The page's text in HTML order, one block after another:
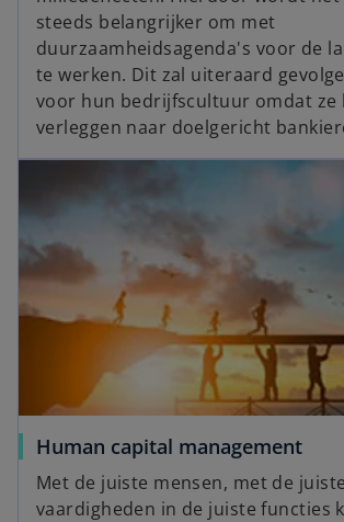
steeds belangrijker om met
duurzaamheidsagenda's voor de
te werken. Dit zal uiteraard
voor hun bedrijfscultuur omdat ze
verleggen naar doelgericht
Human capital management
Met de juiste mensen, met de juiste
vaardigheden in de juiste functies